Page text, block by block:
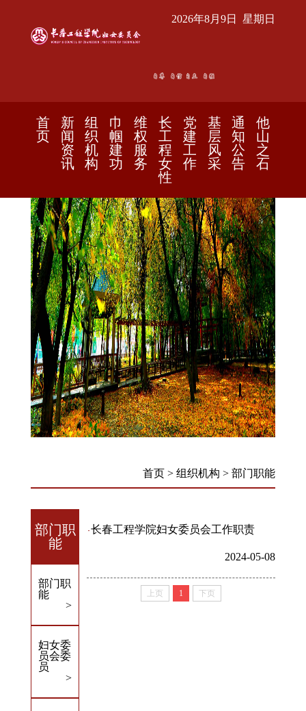
2026年8月9日 星期日
首
页
新
闻
资
讯
组
织
机
构
巾
帼
建
功
维
权
服
务
长
工
程
女
性
党
建
工
作
基
层
风
采
通
知
公
告
他
山
之
石
首页 > 组织机构 > 部门职能
部门职
能
部门职
能
>
妇女委
员会委
员
>
长春工程学院妇女委员会工作职责
2024-05-08
上页 1 下页